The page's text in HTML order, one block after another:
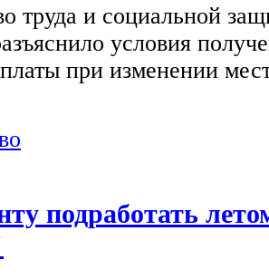
труда и социальной
условия
при изменении
подработать